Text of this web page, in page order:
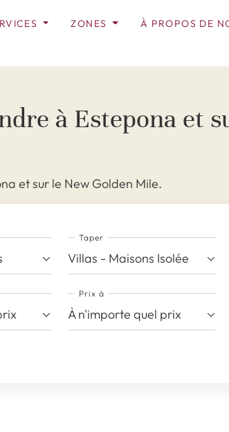
ZONES À PROPOS DE
à Estepona et
et sur le New Golden Mile.
Taper
Villas - Maisons Isolée
Prix ​​à
À n'importe quel prix